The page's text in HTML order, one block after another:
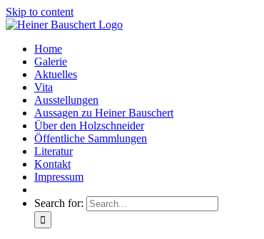
Skip to content
Home
Galerie
Aktuelles
Vita
Ausstellungen
Aussagen zu Heiner Bauschert
Über den Holzschneider
Öffentliche Sammlungen
Literatur
Kontakt
Impressum
Search for: